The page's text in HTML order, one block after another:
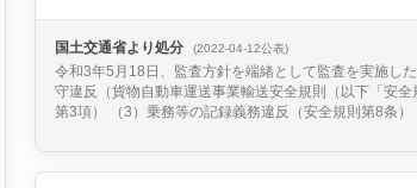
国土交通省より処分 (2022-04-12公表)
令和3年5月18日、監査方針を端緒として監査を実施し
守違反（貨物自動車運送事業輸送安全規則（以下「安
第3項） （3）乗務等の記録義務違反（安全規則第8条